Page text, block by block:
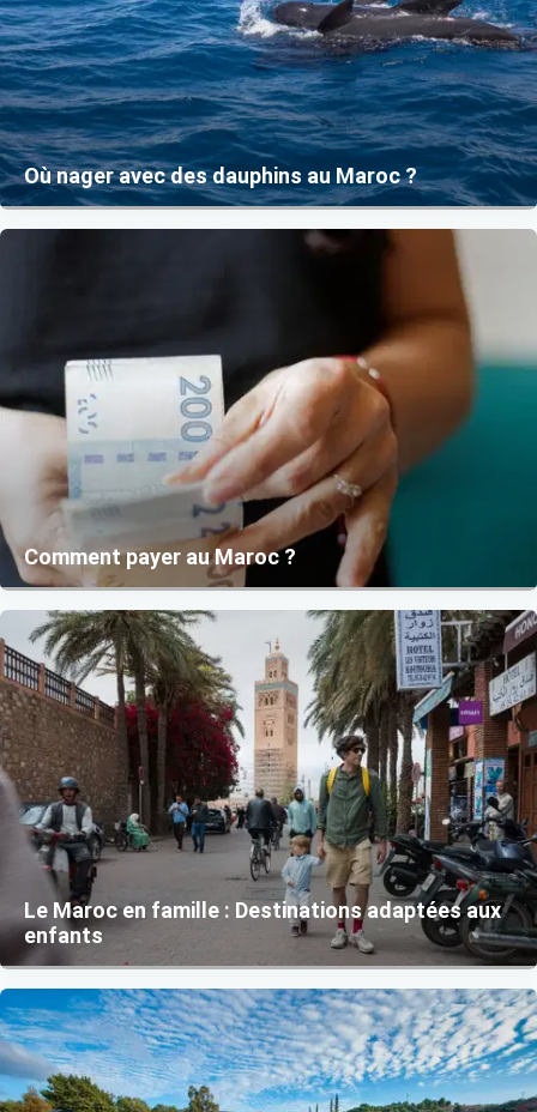
Où nager avec des dauphins au Maroc ?
Comment payer au Maroc ?
Le Maroc en famille : Destinations adaptées aux
enfants